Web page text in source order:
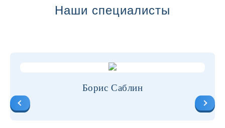
Наши специалисты
Борис Саблин